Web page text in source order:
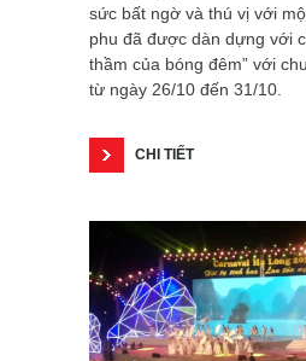
sức bất ngờ và thú vị với
phu đã được dàn dựng với
thầm của bóng đêm” với
từ ngày 26/10 đến 31/10.
CHI TIẾT